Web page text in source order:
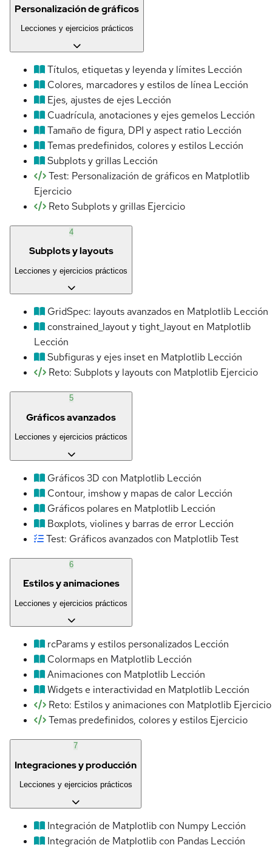
Personalización de gráficos
Lecciones y ejercicios prácticos
Títulos, etiquetas y leyenda y límites Lección
Colores, marcadores y estilos de línea Lección
Ejes, ajustes de ejes Lección
Cuadrícula, anotaciones y ejes gemelos Lección
Tamaño de figura, DPI y aspect ratio Lección
Temas predefinidos, colores y estilos Lección
Subplots y grillas Lección
Test: Personalización de gráficos en Matplotlib
Ejercicio
Reto Subplots y grillas Ejercicio
4
Subplots y layouts
Lecciones y ejercicios prácticos
GridSpec: layouts avanzados en Matplotlib Lección
constrained_layout y tight_layout en Matplotlib
Lección
Subfiguras y ejes inset en Matplotlib Lección
Reto: Subplots y layouts con Matplotlib Ejercicio
5
Gráficos avanzados
Lecciones y ejercicios prácticos
Gráficos 3D con Matplotlib Lección
Contour, imshow y mapas de calor Lección
Gráficos polares en Matplotlib Lección
Boxplots, violines y barras de error Lección
Test: Gráficos avanzados con MatplotlibTest
6
Estilos y animaciones
Lecciones y ejercicios prácticos
rcParams y estilos personalizados Lección
Colormaps en Matplotlib Lección
Animaciones con Matplotlib Lección
Widgets e interactividad en Matplotlib Lección
Reto: Estilos y animaciones con Matplotlib Ejercicio
Temas predefinidos, colores y estilos Ejercicio
7
Integraciones y producción
Lecciones y ejercicios prácticos
Integración de Matplotlib con Numpy Lección
Integración de Matplotlib con Pandas Lección